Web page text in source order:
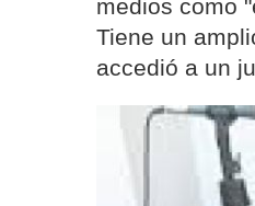
medios como
Tiene un
accedió a un